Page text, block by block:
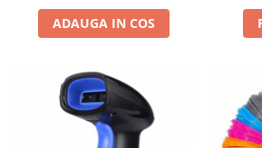
ADAUGA IN COS